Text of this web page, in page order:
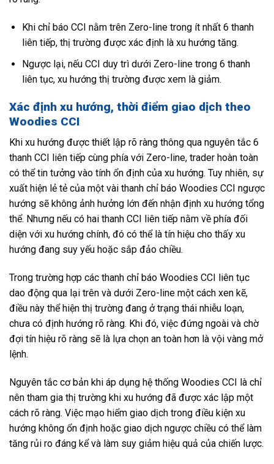
Khi chỉ báo CCI nằm trên Zero-line trong ít nhất 6 thanh
liên tiếp, thị trường được xác định là xu hướng tăng.
Ngược lại, nếu CCI duy trì dưới Zero-line trong 6 thanh
liên tục, xu hướng thị trường được xem là giảm.
Xác định xu hướng, thời điểm giao dịch theo
Woodies CCI
Khi xu hướng được thiết lập rõ ràng thông qua nguyên tắc 6
thanh CCI liên tiếp cùng phía với Zero-line, trader hoàn toàn
có thể tin tưởng vào tính ổn định của xu hướng. Tuy nhiên, sự
xuất hiện lẻ tẻ của một vài thanh chỉ báo Woodies CCI ngược
hướng sẽ không ảnh hưởng lớn đến nhận định xu hướng tổng
thể. Nhưng nếu có hai thanh CCI liên tiếp nằm về phía đối
diện với xu hướng chính, đó có thể là tín hiệu cho thấy xu
hướng đang suy yếu hoặc sắp đảo chiều.
Trong trường hợp các thanh chỉ báo Woodies CCI liên tục
dao động qua lại trên và dưới Zero-line một cách xen kẽ,
điều này thể hiện thị trường đang ở trạng thái nhiễu loạn,
chưa có định hướng rõ ràng. Khi đó, việc đứng ngoài và chờ
đợi tín hiệu rõ ràng sẽ là lựa chọn an toàn hơn là vội vàng mở
lệnh.
Nguyên tắc cơ bản khi áp dụng hệ thống Woodies CCI là chỉ
nên tham gia thị trường khi xu hướng đã được xác lập một
cách rõ ràng. Việc mạo hiểm giao dịch trong điều kiện xu
hướng không ổn định hoặc giao dịch ngược chiều có thể làm
tăng rủi ro đáng kể và làm suy giảm hiệu quả của chiến lược.